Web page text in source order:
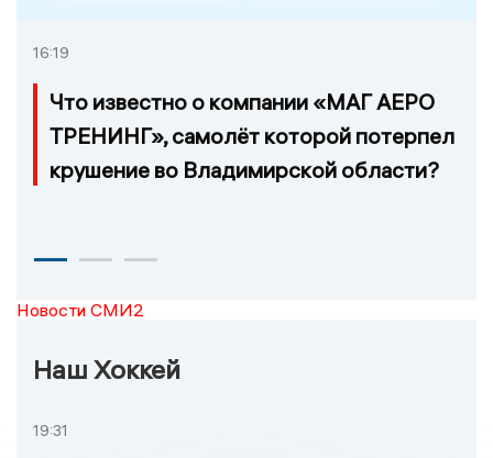
16:19
Что известно о компании «МАГ АЕРО
ТРЕНИНГ», самолёт которой потерпел
крушение во Владимирской области?
Новости СМИ2
Наш Хоккей
19:31